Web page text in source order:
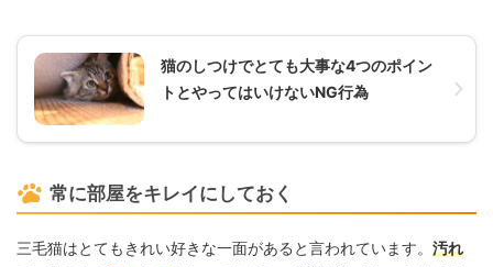
猫のしつけでとても大事な4つのポイン
トとやってはいけないNG行為
常に部屋をキレイにしておく
三毛猫はとてもきれい好きな一面があると言われています。 汚れ